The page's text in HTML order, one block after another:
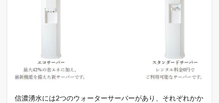
信濃湧水には2つのウォーターサーバーがあり、それぞれかか